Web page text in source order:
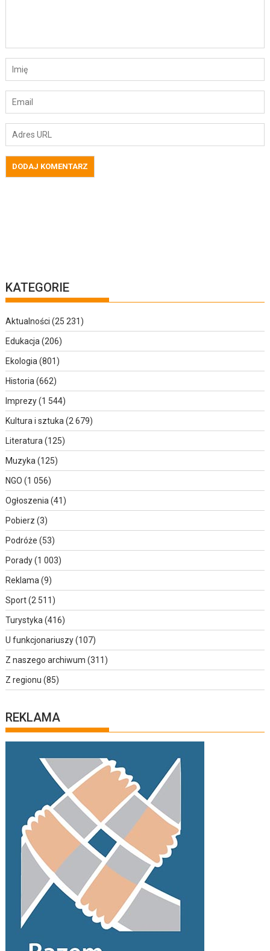
KATEGORIE
Aktualności (25 231)
Edukacja(206)
Ekologia(801)
Historia(662)
Imprezy(1 544)
Kultura i sztuka(2 679)
Literatura(125)
Muzyka(125)
NGO (1 056)
Ogłoszenia(41)
Pobierz (3)
Podróże (53)
Porady(1 003)
Reklama(9)
Sport(2 511)
Turystyka(416)
U funkcjonariuszy(107)
Z naszego archiwum (311)
Z regionu (85)
REKLAMA